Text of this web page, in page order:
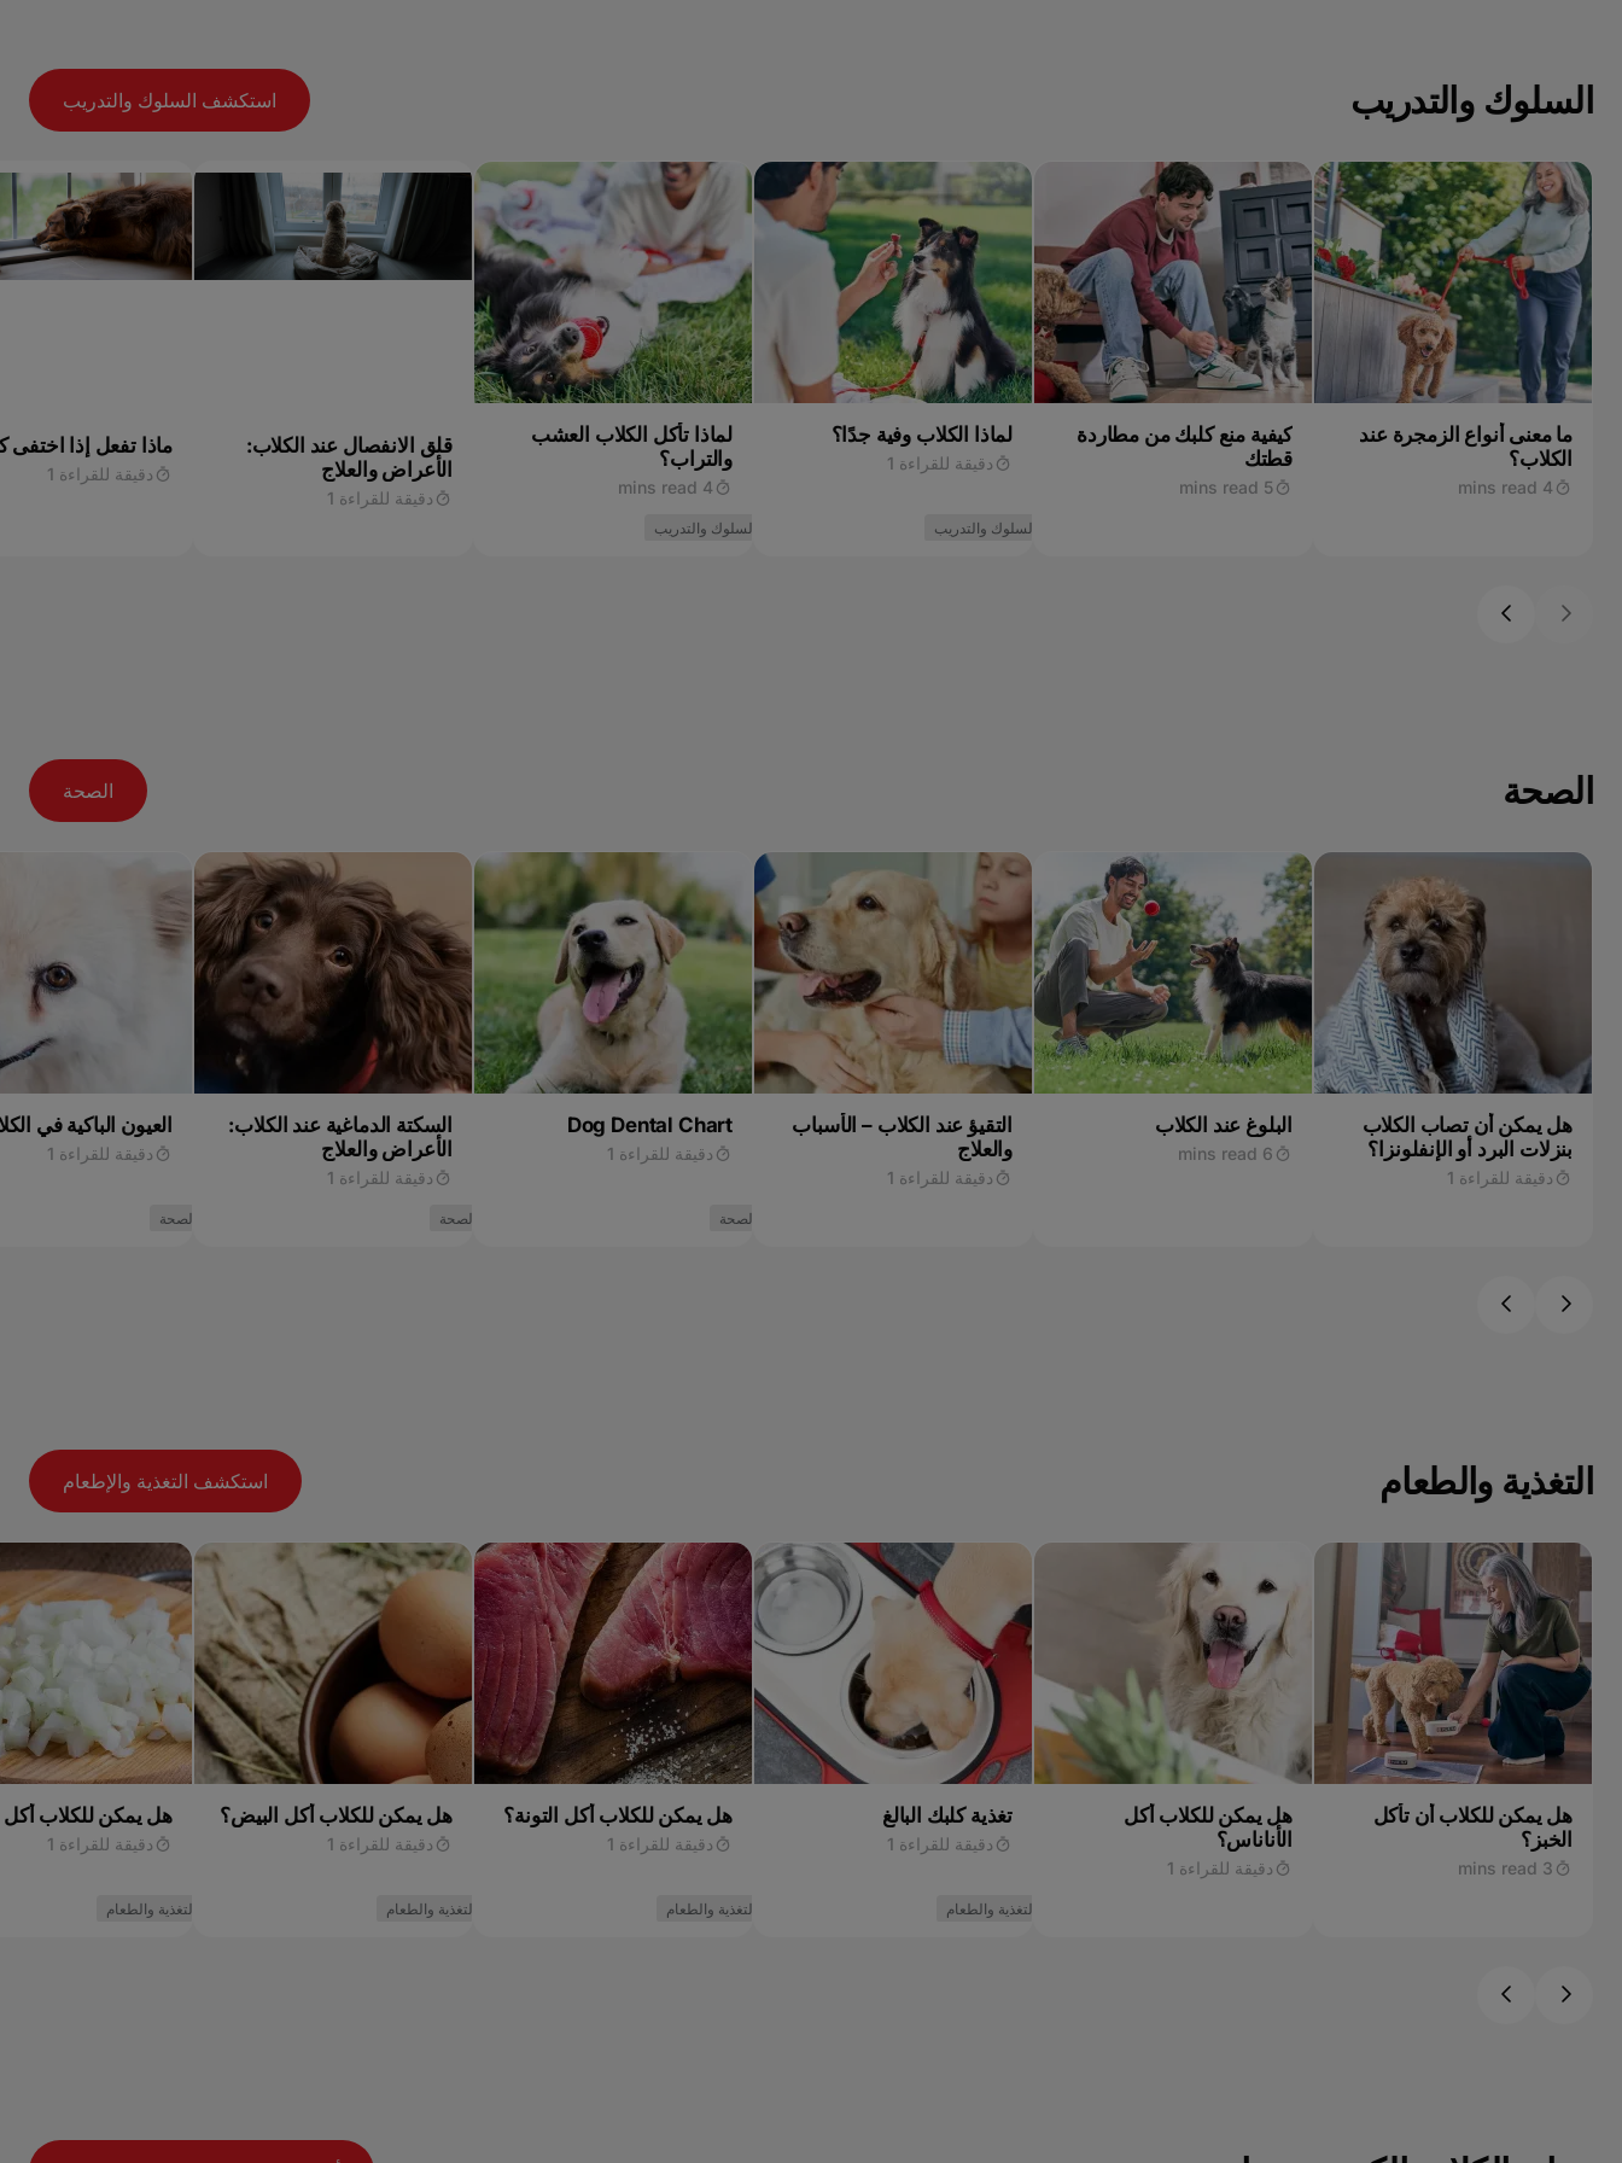
للكلاب أن تأكل الفراولة؟
السلوك والتدريب استكشف السلوك والتدريب
ما معنى أنواع الزمجرة عند
الكلاب؟
4 mins read
كيفية منع كلبك من مطاردة
قطتك
5 mins read
لماذا الكلاب وفية جدًا؟
دقيقة للقراءة 1
السلوك والتدريب
لماذا تأكل الكلاب العشب
والتراب؟
4 mins read
السلوك والتدريب
قلق الانفصال عند الكلاب:
الأعراض والعلاج
دقيقة للقراءة 1
ماذا تفعل إذا اختفى
دقيقة للقراءة 1
الصحة الصحة
هل يمكن أن تصاب الكلاب
بنزلات البرد أو الإنفلونزا؟
دقيقة للقراءة 1
البلوغ عند الكلاب
6 mins read
التقيؤ عند الكلاب – الأسباب
والعلاج
دقيقة للقراءة 1
Dog Dental Chart
دقيقة للقراءة 1
الصحة
السكتة الدماغية عند الكلاب:
الأعراض والعلاج
دقيقة للقراءة 1
الصحة
العيون الباكية في
دقيقة للقراءة 1
الصحة
التغذية والطعام استكشف التغذية والإطعام
هل يمكن للكلاب أن تأكل
الخبز؟
3 mins read
هل يمكن للكلاب أكل
الأناناس؟
دقيقة للقراءة 1
تغذية كلبك البالغ
دقيقة للقراءة 1
التغذية والطعام
هل يمكن للكلاب أكل التونة؟
دقيقة للقراءة 1
التغذية والطعام
هل يمكن للكلاب أكل البيض؟
دقيقة للقراءة 1
التغذية والطعام
هل يمكن للكلاب
دقيقة للقراءة 1
التغذية والطعام